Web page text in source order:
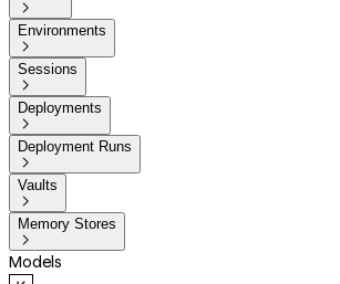

Environments

Sessions

Deployments

Deployment Runs

Vaults

Memory Stores

Models